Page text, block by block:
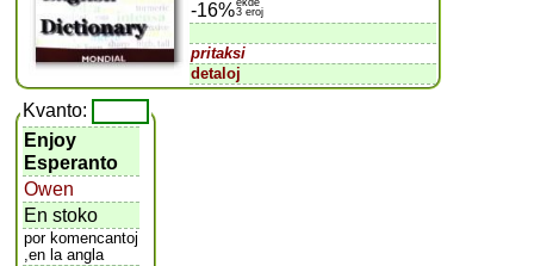
-16%3 eroj
pritaksi
detaloj
Kvanto:
Enjoy
Esperanto
Owen
En stoko
por komencantoj
,en la angla